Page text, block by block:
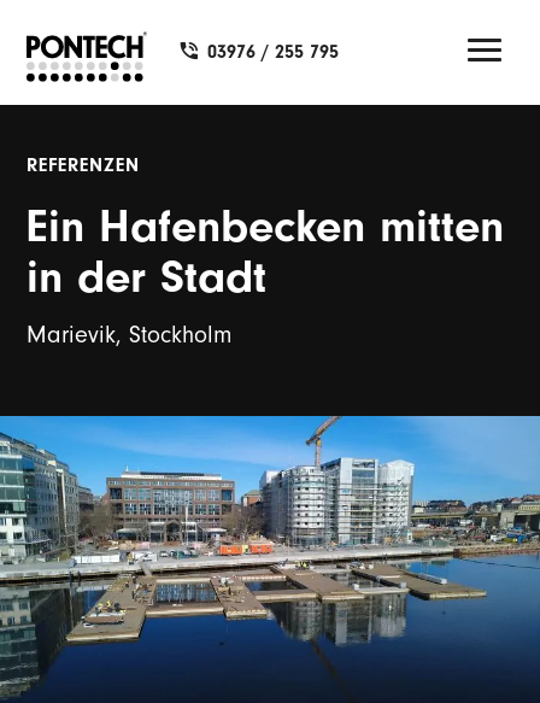
03976 / 255 795
REFERENZEN
Ein Hafenbecken mitten
in der Stadt
Marievik, Stockholm